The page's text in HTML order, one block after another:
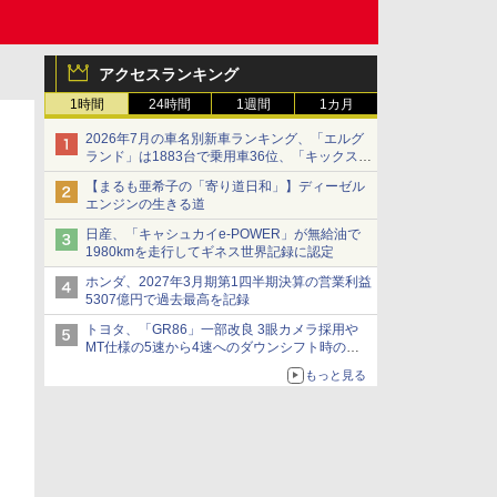
アクセスランキング
1時間 24時間 1週間 1カ月
2026年7月の車名別新車ランキング、「エルグ
ランド」は1883台で乗用車36位、「キックス」
は2591台で27位に
【まるも亜希子の「寄り道日和」】ディーゼル
エンジンの生きる道
日産、「キャシュカイe-POWER」が無給油で
1980kmを走行してギネス世界記録に認定
ホンダ、2027年3月期第1四半期決算の営業利益
5307億円で過去最高を記録
トヨタ、「GR86」一部改良 3眼カメラ採用や
MT仕様の5速から4速へのダウンシフト時の操
もっと見る